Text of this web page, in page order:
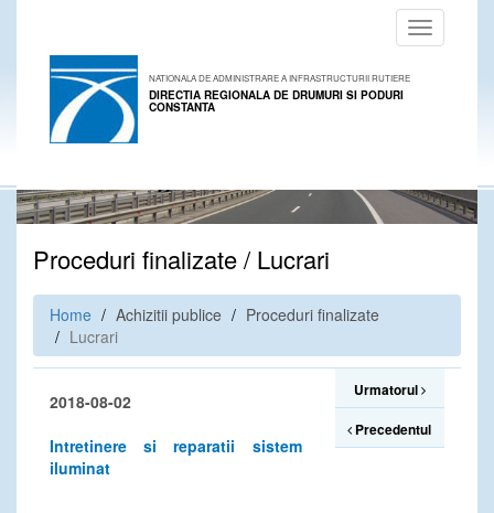
Toggle
navigation
NATIONALA DE ADMINISTRARE A INFRASTRUCTURII RUTIERE
DIRECTIA REGIONALA DE DRUMURI SI PODURI
CONSTANTA
Proceduri finalizate / Lucrari
Home Achizitii publice
Proceduri finalizate
Lucrari
2018-08-02
Intretinere si reparatii sistem
iluminat
Urmatorul
Precedentul